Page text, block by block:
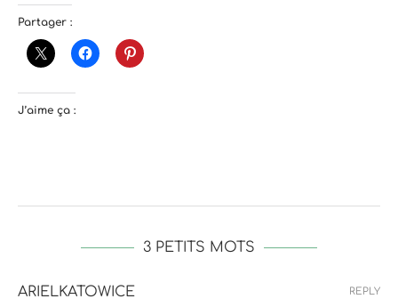
Partager :
J’aime ça :
3 PETITS MOTS
ARIELKATOWICE REPLY